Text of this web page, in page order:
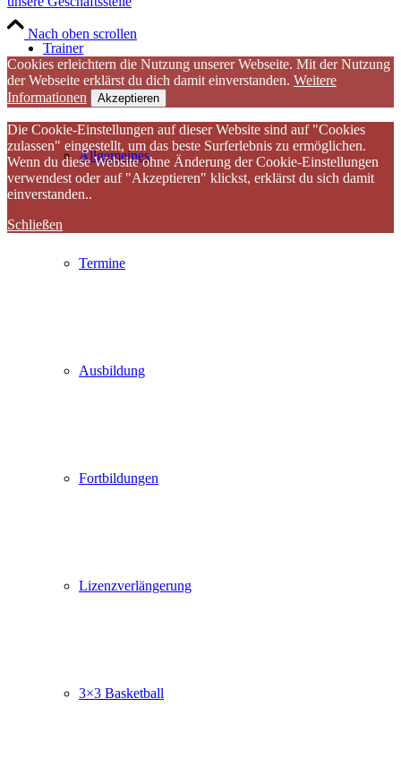
Trainer
Allgemeines
Termine
Ausbildung
Fortbildungen
Lizenzverlängerung
3×3 Basketball
Nach oben scrollen
Cookies erleichtern die Nutzung unserer Webseite. Mit der Nutzung
der Webseite erklärst du dich damit einverstanden. Weitere
Informationen
Akzeptieren
Die Cookie-Einstellungen auf dieser Website sind auf "Cookies
zulassen" eingestellt, um das beste Surferlebnis zu ermöglichen.
Wenn du diese Website ohne Änderung der Cookie-Einstellungen
verwendest oder auf "Akzeptieren" klickst, erklärst du sich damit
einverstanden..
Schließen